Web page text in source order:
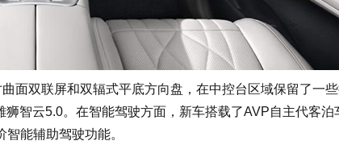
双联屏和双辐式平底方向盘，在中控台区域保留了一
智云5.0。在智能驾驶方面，新车搭载了AVP自主代客泊
能辅助驾驶功能。